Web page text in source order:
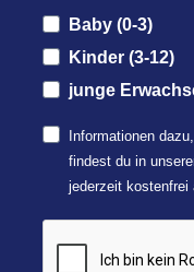
Baby (0-3)
Kinder (3-12)
junge
Informationen
findest du in
jederzeit kostenfrei